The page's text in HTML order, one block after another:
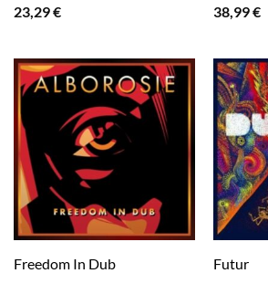
23,29€ 38,99€
Freedom In Dub
Futur